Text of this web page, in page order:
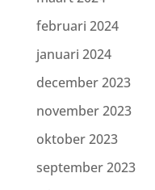
februari 2024
januari 2024
december 2023
november 2023
oktober 2023
september 2023